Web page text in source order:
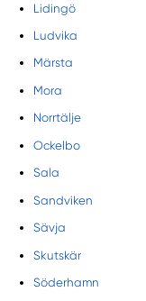
Lidingö
Ludvika
Märsta
Mora
Norrtälje
Ockelbo
Sala
Sandviken
Sävja
Skutskär
Söderhamn